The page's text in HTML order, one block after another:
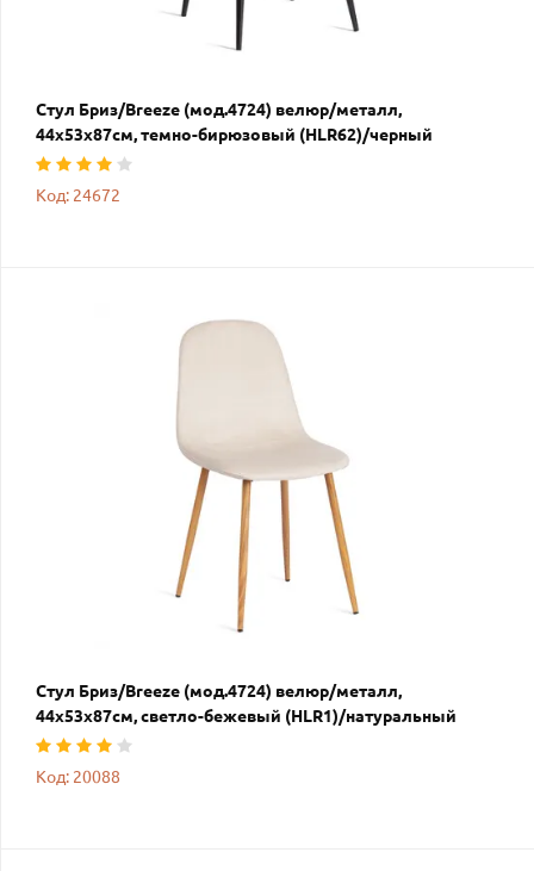
Стул Бриз/Breeze (мод.4724) велюр/металл,
44х53х87см, темно-бирюзовый (HLR62)/черный
Код: 24672
Стул Бриз/Breeze (мод.4724) велюр/металл,
44х53х87см, светло-бежевый (HLR1)/натуральный
Код: 20088